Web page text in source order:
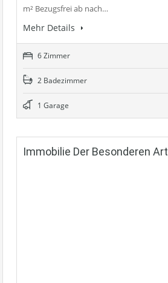
m² Bezugsfrei ab nach…
Mehr Details
6 Zimmer
2 Badezimmer
1 Garage
Immobilie Der Besonderen Art